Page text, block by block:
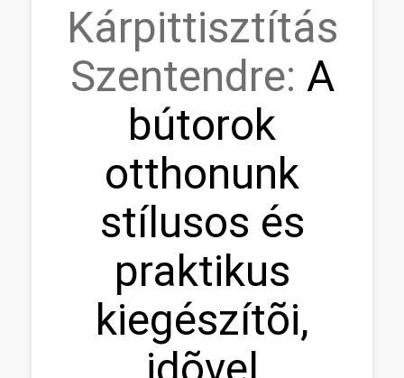
Kárpittisztítás
Szentendre: A
bútorok
otthonunk
stílusos és
praktikus
kiegészítõi,